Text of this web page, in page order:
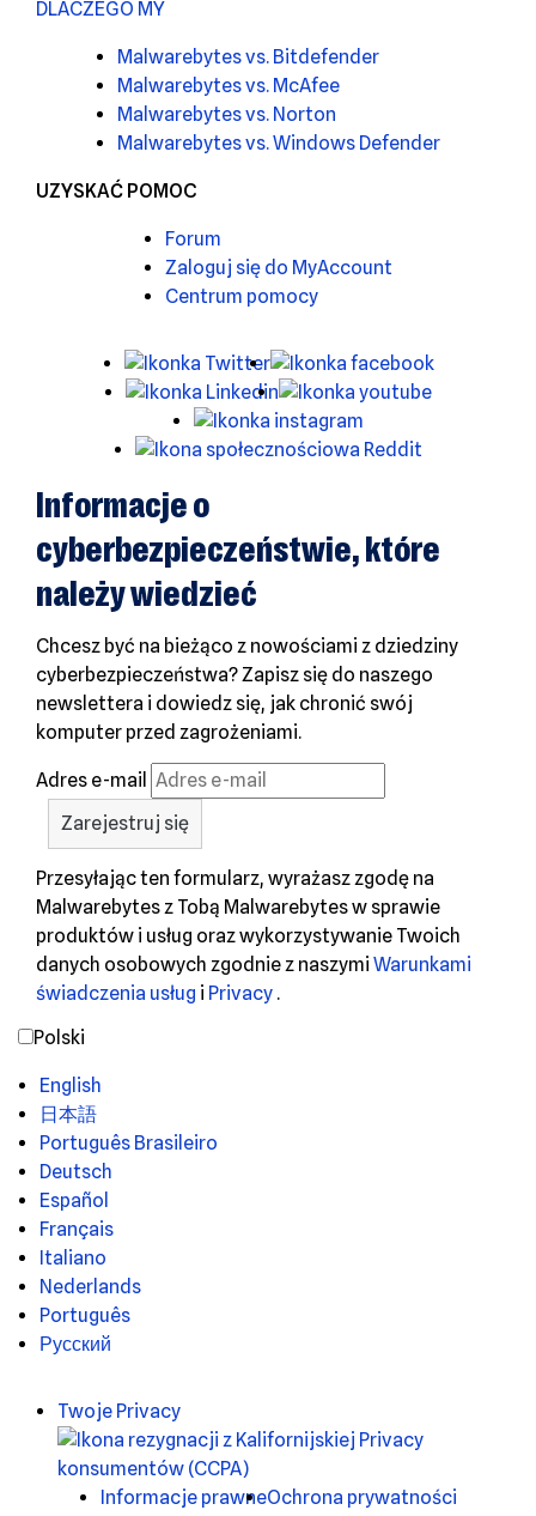
DLACZEGO MY
Malwarebytes vs. Bitdefender
Malwarebytes vs. McAfee
Malwarebytes vs. Norton
Malwarebytes vs. Windows Defender
UZYSKAĆ POMOC
Forum
Zaloguj się do MyAccount
Centrum pomocy
X
Facebook
LinkedIn
Youtube
Informacje o
cyberbezpieczeństwie, które
należy wiedzieć
Chcesz być na bieżąco z nowościami z dziedziny
cyberbezpieczeństwa? Zapisz się do naszego
newslettera i dowiedz się, jak chronić swój
komputer przed zagrożeniami.
Adres e-mail
Przesyłając ten formularz, wyrażasz zgodę na
Malwarebytes z Tobą Malwarebytes w sprawie
produktów i usług oraz wykorzystywanie Twoich
danych osobowych zgodnie z naszymi Warunkami
świadczenia usług i Privacy .
Polski
English
日本語
Português Brasileiro
Deutsch
Español
Français
Italiano
Nederlands
Português
Русский
Twoje Privacy
Informacje prawneOchrona prywatności